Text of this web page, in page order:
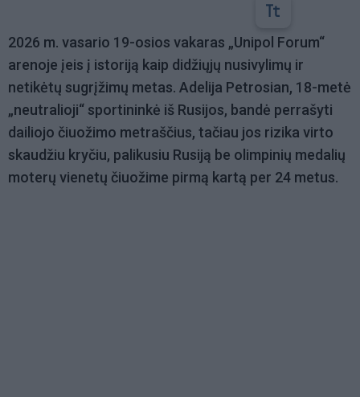
2026 m. vasario 19-osios vakaras „Unipol Forum“
arenoje įeis į istoriją kaip didžiųjų nusivylimų ir
netikėtų sugrįžimų metas. Adelija Petrosian, 18-metė
„neutralioji“ sportininkė iš Rusijos, bandė perrašyti
dailiojo čiuožimo metraščius, tačiau jos rizika virto
skaudžiu kryčiu, palikusiu Rusiją be olimpinių medalių
moterų vienetų čiuožime pirmą kartą per 24 metus.